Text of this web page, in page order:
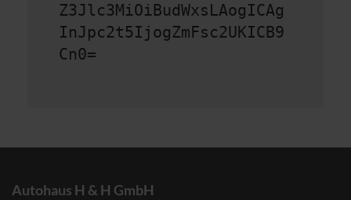
Z3Jlc3MiOiBudWxsLAogICAg
InJpc2t5IjogZmFsc2UKICB9
Cn0=
Autohaus H & H GmbH